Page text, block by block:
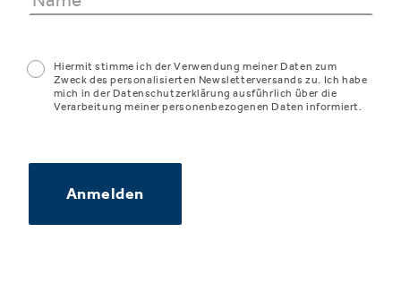
Hiermit stimme ich der Verwendung meiner Daten zum
Zweck des personalisierten Newsletterversands zu. Ich habe
mich in der Datenschutzerklärung ausführlich über die
Verarbeitung meiner personenbezogenen Daten informiert.
Anmelden